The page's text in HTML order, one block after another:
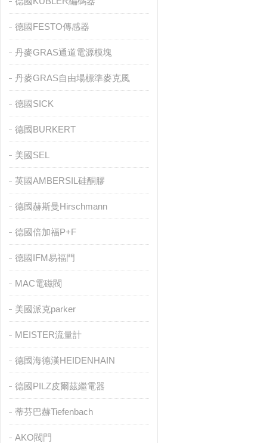
德國FESTO傳感器
丹麥GRAS通道電源模塊
丹麥GRAS自由場標準麥克風
德國SICK
德國BURKERT
美國SEL
英國AMBERSIL硅酮膠
德國赫斯曼Hirschmann
德國倍加福P+F
德國IFM易福門
MAC電磁閥
美國派克parker
MEISTER流量計
德國海德漢HEIDENHAIN
德國PILZ皮爾茲繼電器
蒂芬巴赫Tiefenbach
AKO閥門